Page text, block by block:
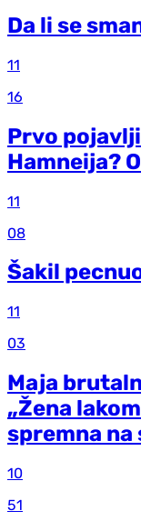
Da li se
11
16
Prvo
Hamneija?
11
08
Šakil
11
03
Maja
„Žena
spremna na
10
51